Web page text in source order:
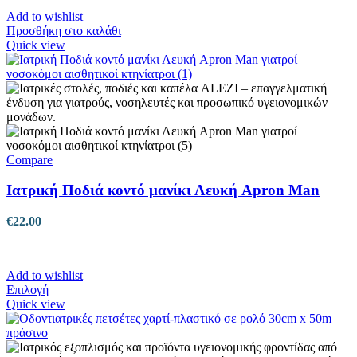
Add to wishlist
Προσθήκη στο καλάθι
Quick view
Compare
Ιατρική Ποδιά κοντό μανίκι Λευκή Apron Man
€22.00
Add to wishlist
ΕπιλογήΑυτό
το
προϊόν
πολλαπλές
Quick view